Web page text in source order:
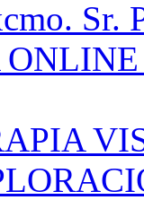
Sr.